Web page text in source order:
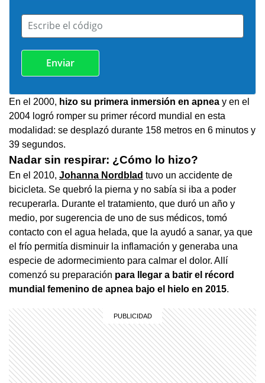
Escribe el código
En el 2000, hizo su primera inmersión en apnea y en el
2004 logró romper su primer récord mundial en esta
modalidad: se desplazó durante 158 metros en 6 minutos y
39 segundos.
Nadar sin respirar: ¿Cómo lo hizo?
En el 2010, Johanna Nordblad tuvo un accidente de
bicicleta. Se quebró la pierna y no sabía si iba a poder
recuperarla. Durante el tratamiento, que duró un año y
medio, por sugerencia de uno de sus médicos, tomó
contacto con el agua helada, que la ayudó a sanar, ya que
el frío permitía disminuir la inflamación y generaba una
especie de adormecimiento para calmar el dolor. Allí
comenzó su preparación para llegar a batir el récord
mundial femenino de apnea bajo el hielo en 2015.